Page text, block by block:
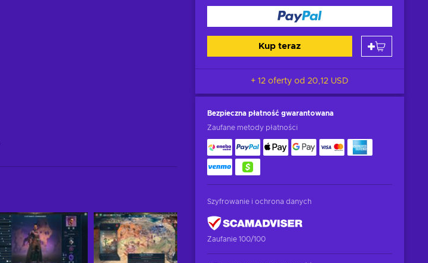
Kup teraz
+ 12 oferty od 20,12 USD
Bezpieczna płatność gwarantowana
Zaufane metody płatności
Szyfrowanie i ochrona danych
Zaufanie 100/100